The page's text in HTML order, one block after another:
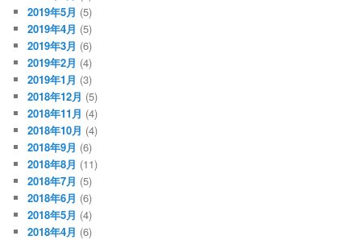
2019年5月 (5)
2019年4月 (5)
2019年3月 (6)
2019年2月 (4)
2019年1月 (3)
2018年12月 (5)
2018年11月 (4)
2018年10月 (4)
2018年9月 (6)
2018年8月 (11)
2018年7月 (5)
2018年6月 (6)
2018年5月 (4)
2018年4月 (6)